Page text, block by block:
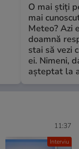
O mai știți
mai
Meteo? Azi
doamnă
stai să vezi
ei. Nimeni,
așteptat la
Interviu
11:37